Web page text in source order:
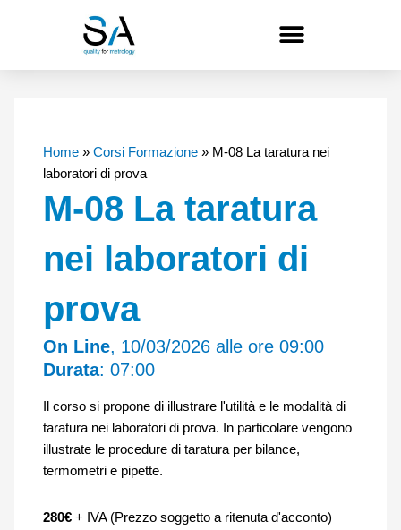
Home» Corsi Formazione» M-08 La taratura nei
laboratori di prova
M-08 La taratura
nei laboratori di
prova
On Line, 10/03/2026 alle ore 09:00
Durata: 07:00
Il corso si propone di illustrare l'utilità e le modalità di
taratura nei laboratori di prova. In particolare vengono
illustrate le procedure di taratura per bilance,
termometri e pipette.
280€+ IVA (Prezzo soggetto a ritenuta d'acconto)